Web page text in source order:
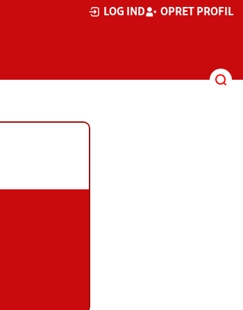
LOG IND OPRET PROFIL